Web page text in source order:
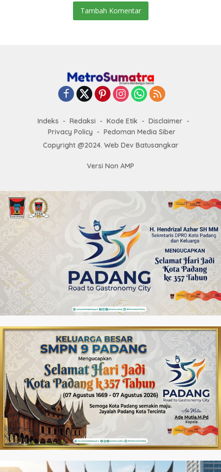
Tambah Komentar
Indeks Redaksi Kode Etik
Disclaimer
Privacy Policy
Pedoman Media Siber
Copyright @2024. Web Dev Batusangkar
Versi Non AMP